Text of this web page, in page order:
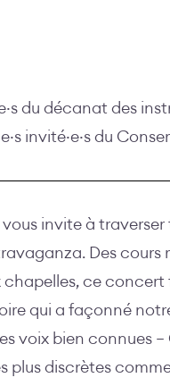
du décanat des
invité·e·s du
vous invite à
Des cours
chapelles, ce
qui a façonné
voix bien connues
plus discrètes